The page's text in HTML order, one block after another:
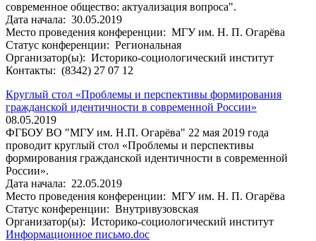
современное общество: актуализация вопроса".
Дата начала: 30.05.2019
Место проведения конференции: МГУ им. Н. П. Огарёва
Статус конференции: Региональная
Организатор(ы): Историко-социологический институт
Контакты: (8342) 27 07 12
Круглый стол «Проблемы и перспективы формирования
гражданской идентичности в современной России»
08.05.2019
ФГБОУ ВО "МГУ им. Н.П. Огарёва" 22 мая 2019 года
проводит круглый стол «Проблемы и перспективы
формирования гражданской идентичности в современной
России».
Дата начала: 22.05.2019
Место проведения конференции: МГУ им. Н. П. Огарёва
Статус конференции: Внутривузовская
Организатор(ы): Историко-социологический институт
Информационное письмо.doc